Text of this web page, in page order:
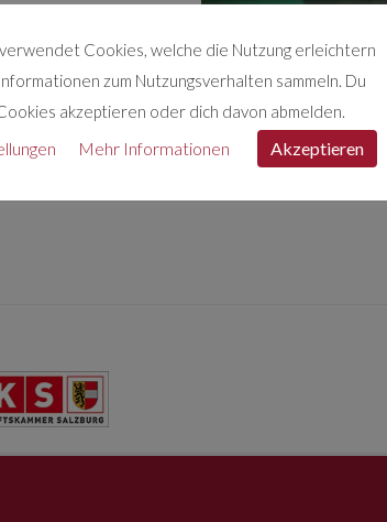
Cookies, welche die Nutzung erleichtern
zum Nutzungsverhalten sammeln. Du
akzeptieren oder dich davon abmelden.
Mehr Informationen Akzeptieren